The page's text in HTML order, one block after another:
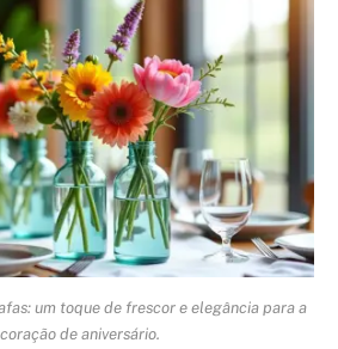
um toque de frescor e elegância para a
de aniversário.